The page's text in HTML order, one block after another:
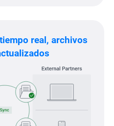
real, archivos